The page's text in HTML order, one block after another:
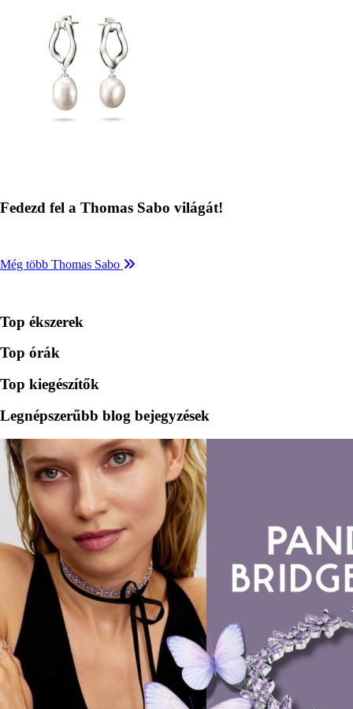
Fedezd fel a Thomas Sabo világát!
Még több Thomas Sabo
Top ékszerek
Top órák
Top kiegészítők
Legnépszerűbb blog bejegyzések